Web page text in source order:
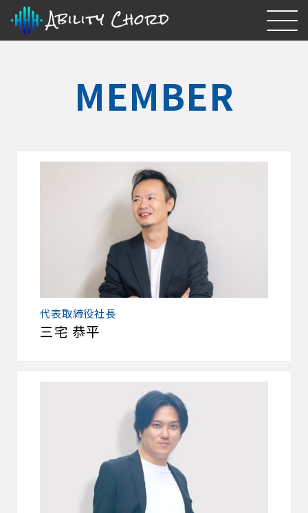
MEMBER
代表取締役社長
三宅 恭平